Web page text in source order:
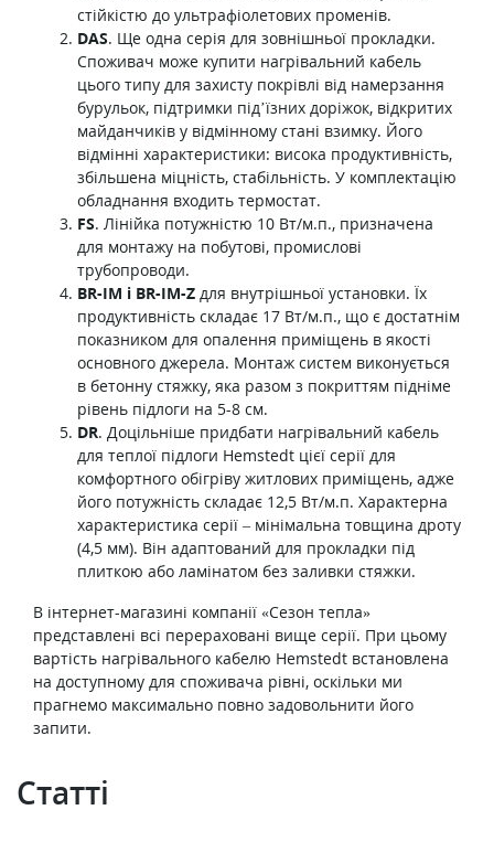
стійкістю до ультрафіолетових променів.
DAS. Ще одна серія для зовнішньої прокладки.
Споживач може купити нагрівальний кабель
цього типу для захисту покрівлі від намерзання
бурульок, підтримки під’їзних доріжок, відкритих
майданчиків у відмінному стані взимку. Його
відмінні характеристики: висока продуктивність,
збільшена міцність, стабільність. У комплектацію
обладнання входить термостат.
FS. Лінійка потужністю 10 Вт/м.п., призначена
для монтажу на побутові, промислові
трубопроводи.
BR-IM і BR-IM-Z для внутрішньої установки. Їх
продуктивність складає 17 Вт/м.п., що є достатнім
показником для опалення приміщень в якості
основного джерела. Монтаж систем виконується
в бетонну стяжку, яка разом з покриттям підніме
рівень підлоги на 5-8 см.
DR. Доцільніше придбати нагрівальний кабель
для теплої підлоги Hemstedt цієї серії для
комфортного обігріву житлових приміщень, адже
його потужність складає 12,5 Вт/м.п. Характерна
характеристика серії – мінімальна товщина дроту
(4,5 мм). Він адаптований для прокладки під
плиткою або ламінатом без заливки стяжки.
В інтернет-магазині компанії «Сезон тепла»
представлені всі перераховані вище серії. При цьому
вартість нагрівального кабелю Hemstedt встановлена
на доступному для споживача рівні, оскільки ми
прагнемо максимально повно задовольнити його
запити.
Cтатті